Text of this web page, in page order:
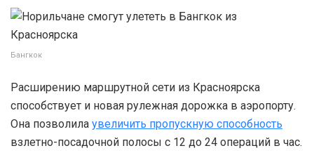
Бангкок
Расширению маршрутной сети из Красноярска
способствует и новая рулежная дорожка в аэропорту.
Она позволила увеличить пропускную способность
взлетно-посадочной полосы с 12 до 24 операций в час.